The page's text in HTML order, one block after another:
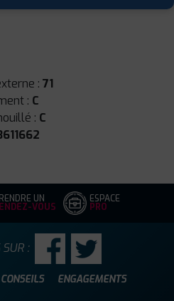
: 71
: C
: C
UN
VOUS
ESPACE
PRO
CONSEILS ENGAGEMENTS
: